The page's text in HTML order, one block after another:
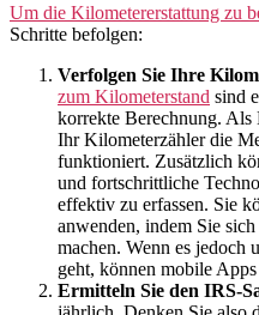
Um die Kilometererstattung zu
Schritte befolgen:
Verfolgen Sie Ihre
zum Kilometerstand sind
korrekte Berechnung. Als
Ihr Kilometerzähler die
funktioniert. Zusätzlich
und fortschrittliche
effektiv zu erfassen. Sie
anwenden, indem Sie
machen. Wenn es
geht, können mobile
Ermitteln Sie den IRS-